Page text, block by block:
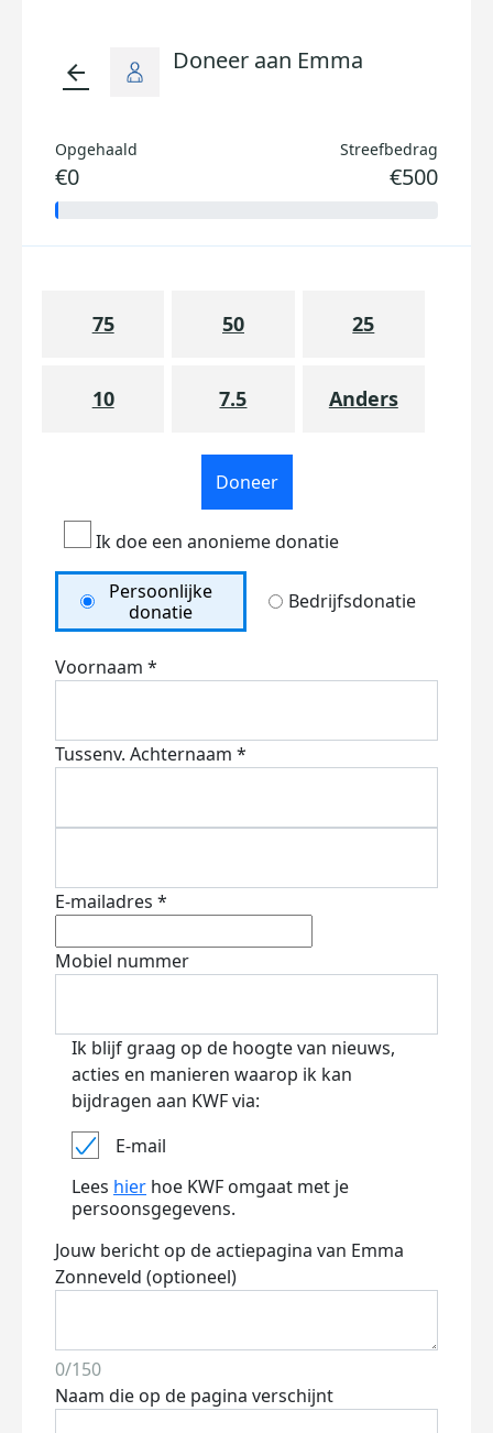
arrow_back Doneer aan Emma
Opgehaald
€0
Streefbedrag
€500
75 50 25
10 7.5 Anders
Doneer
Ik doe een anonieme donatie
Persoonlijke
donatie
Bedrijfsdonatie
Voornaam *
Tussenv. Achternaam *
E-mailadres *
Mobiel nummer
Ik blijf graag op de hoogte van nieuws,
acties en manieren waarop ik kan
bijdragen aan KWF via:
E-mail
Lees hier hoe KWF omgaat met je
persoonsgegevens.
Jouw bericht op de actiepagina van Emma
Zonneveld (optioneel)
0/150
Naam die op de pagina verschijnt